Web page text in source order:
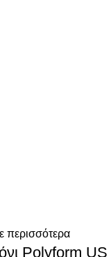
περισσότερα
Polyform US